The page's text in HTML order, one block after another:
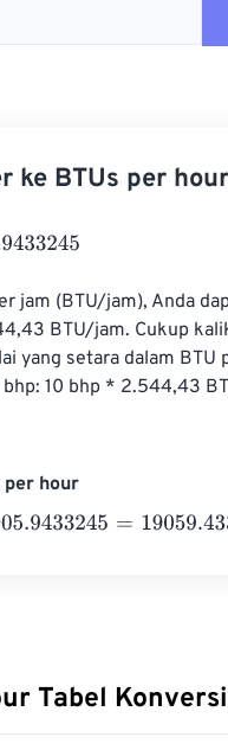
ke BTUs per
jam (BTU/jam), Anda
BTU/jam. Cukup
yang setara dalam BTU
10 bhp * 2.544,43
per hour
=19059.433245 BTUs
Tabel Konversi